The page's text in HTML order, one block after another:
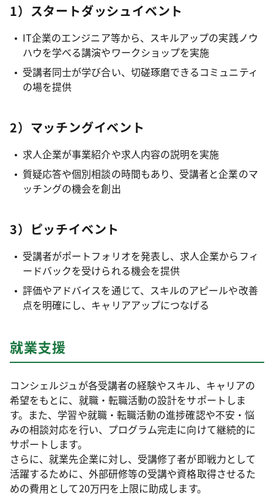
1）スタートダッシュイベント
IT企業のエンジニア等から、スキルアップの実践ノウ
ハウを学べる講演やワークショップを実施
受講者同士が学び合い、切磋琢磨できるコミュニティ
の場を提供
2）マッチングイベント
求人企業が事業紹介や求人内容の説明を実施
質疑応答や個別相談の時間もあり、受講者と企業のマ
ッチングの機会を創出
3）ピッチイベント
受講者がポートフォリオを発表し、求人企業からフィ
ードバックを受けられる機会を提供
評価やアドバイスを通じて、スキルのアピールや改善
点を明確にし、キャリアアップにつなげる
就業支援
コンシェルジュが各受講者の経験やスキル、キャリアの
希望をもとに、就職・転職活動の設計をサポートしま
す。また、学習や就職・転職活動の進捗確認や不安・悩
みの相談対応を行い、プログラム完走に向けて継続的に
サポートします。
さらに、就業先企業に対し、受講修了者が即戦力として
活躍するために、外部研修等の受講や資格取得させるた
めの費用として20万円を上限に助成します。